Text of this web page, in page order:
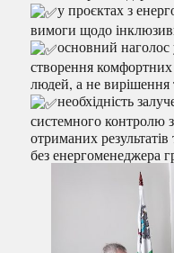
у проєктах з
вимоги щодо
основний наголос
створення
людей, а не вирішення
необхідність
системного контролю
отриманих
без енергоменеджера